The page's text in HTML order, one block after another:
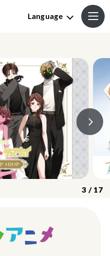
Language
3 / 17